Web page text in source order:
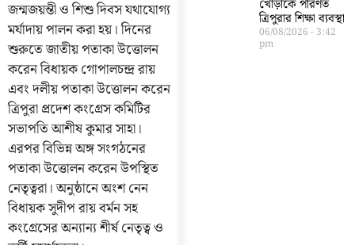
জন্মজয়ন্তী ও শিশু দিবস যথাযোগ্য
মর্যাদায় পালন করা হয়। দিনের
শুরুতে জাতীয় পতাকা উত্তোলন
করেন বিধায়ক গোপালচন্দ্র রায়
এবং দলীয় পতাকা উত্তোলন করেন
ত্রিপুরা প্রদেশ কংগ্রেস কমিটির
সভাপতি আশীষ কুমার সাহা।
এরপর বিভিন্ন অঙ্গ সংগঠনের
পতাকা উত্তোলন করেন উপস্থিত
নেতৃত্বরা। অনুষ্ঠানে অংশ নেন
বিধায়ক সুদীপ রায় বর্মন সহ
কংগ্রেসের অন্যান্য শীর্ষ নেতৃত্ব ও
খোঁড়াকে পরিণত
ত্রিপুরার শিক্ষা ব্যবস্থা
06/08/2026 3:42
pm